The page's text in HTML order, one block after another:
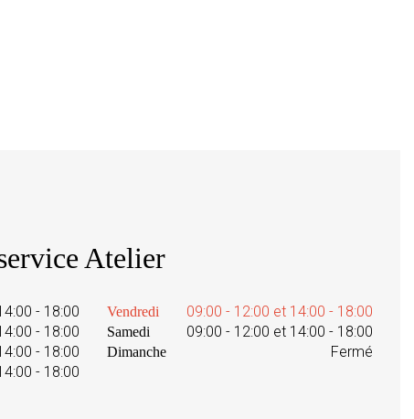
Atelier
- 18:00
- 18:00
- 18:00
- 18:00
Vendredi 09:00 - 12:00 et 14:00 - 18:00
Samedi 09:00 - 12:00 et 14:00 - 18:00
Dimanche Fermé